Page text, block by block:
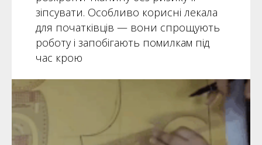
зіпсувати. Особливо корисні лекала
для початківців — вони спрощують
роботу і запобігають помилкам під
час крою